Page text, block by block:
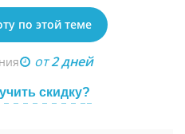
по этой теме
от2 дней
скидку?